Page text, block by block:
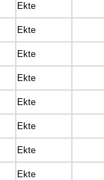
Ekte
Ekte
Ekte
Ekte
Ekte
Ekte
Ekte
Ekte